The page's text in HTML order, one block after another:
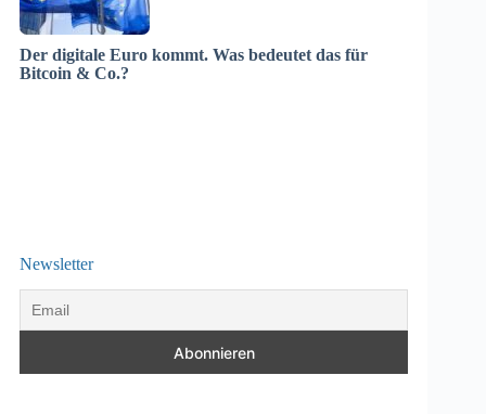
Der digitale Euro kommt. Was bedeutet das für
Bitcoin & Co.?
Newsletter